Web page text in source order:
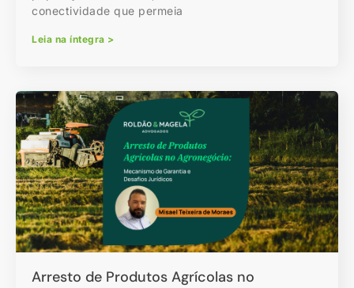
conectividade que permeia
Leia na íntegra >
Arresto de Produtos Agrícolas no